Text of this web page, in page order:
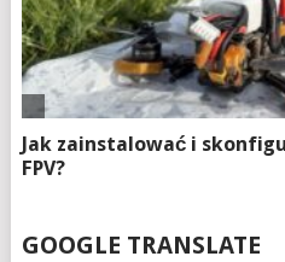
GOOGLE TRANSLATE